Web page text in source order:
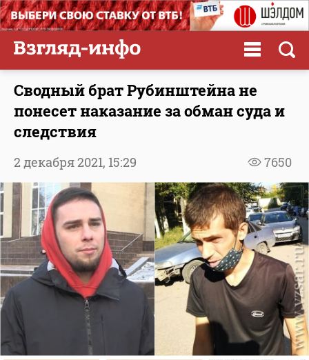
Сводный брат Рубинштейна не
понесет наказание за обман суда и
следствия
7650
2 декабря 2021, 15:29